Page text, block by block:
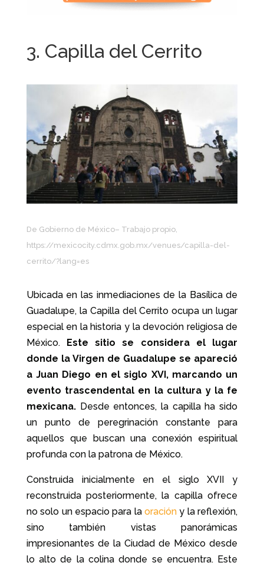
3. Capilla del Cerrito
De Gobierno de México– Trabajo propio,
https://mexicocity.cdmx.gob.mx/venues/capilla-del-
cerrito/?lang=es
Ubicada en las inmediaciones de la Basílica de
Guadalupe, la Capilla del Cerrito ocupa un lugar
especial en la historia y la devoción religiosa de
México. Este sitio se considera el lugar
donde la Virgen de Guadalupe se apareció
a Juan Diego en el siglo XVI, marcando un
evento trascendental en la cultura y la fe
mexicana.Desde entonces, la capilla ha sido
un punto de peregrinación constante para
aquellos que buscan una conexión espiritual
profunda con la patrona de México.
Construida inicialmente en el siglo XVII y
reconstruida posteriormente, la capilla ofrece
no solo un espacio para laoración y la reflexión,
sino también vistas panorámicas
impresionantes de la Ciudad de México desde
lo alto de la colina donde se encuentra. Este